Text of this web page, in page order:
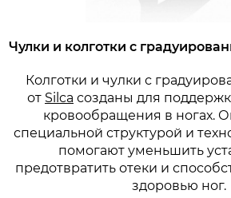
Чулки и колготки с
Колготки и чулки с
от Silca созданы для
кровообращения в ногах.
специальной структурой и
помогают уменьшить
предотвратить отеки и
здоровью ног.